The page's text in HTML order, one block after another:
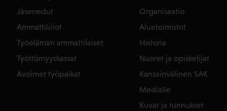
Jäsenedut
Ammattiliitot
Työelämän ammattilaiset
Työttömyyskassat
Avoimet työpaikat
Organisaatio
Aluetoimistot
Historia
Nuoret ja opiskelijat
Kansainvälinen SAK
Medialle
Kuvat ja tunnukset